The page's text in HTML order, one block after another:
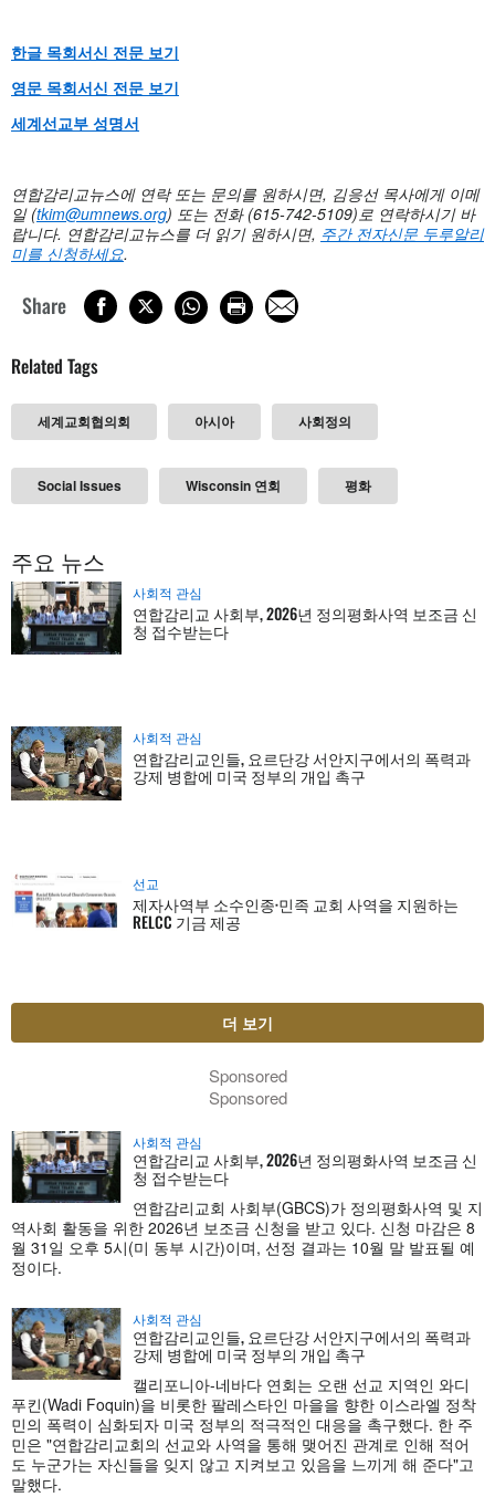
한글 목회서신 전문 보기
영문 목회서신 전문 보기
세계선교부 성명서
연합감리교뉴스에 연락 또는 문의를 원하시면, 김응선 목사에게 이메
일 (tkim@umnews.org) 또는 전화 (615-742-5109)로 연락하시기 바
랍니다. 연합감리교뉴스를 더 읽기 원하시면, 주간 전자신문 두루알리
미를 신청하세요.
Share
Related Tags
세계교회협의회 아시아 사회정의
Social Issues Wisconsin 연회 평화
주요 뉴스
사회적 관심
연합감리교 사회부, 2026년 정의평화사역 보조금 신
청 접수받는다
사회적 관심
연합감리교인들, 요르단강 서안지구에서의 폭력과
강제 병합에 미국 정부의 개입 촉구
선교
제자사역부 소수인종·민족 교회 사역을 지원하는
RELCC 기금 제공
더 보기
Sponsored
Sponsored
사회적 관심
연합감리교 사회부, 2026년 정의평화사역 보조금 신
청 접수받는다
연합감리교회 사회부(GBCS)가 정의평화사역 및 지
역사회 활동을 위한 2026년 보조금 신청을 받고 있다. 신청 마감은 8
월 31일 오후 5시(미 동부 시간)이며, 선정 결과는 10월 말 발표될 예
정이다.
사회적 관심
연합감리교인들, 요르단강 서안지구에서의 폭력과
강제 병합에 미국 정부의 개입 촉구
캘리포니아-네바다 연회는 오랜 선교 지역인 와디
푸킨(Wadi Foquin)을 비롯한 팔레스타인 마을을 향한 이스라엘 정착
민의 폭력이 심화되자 미국 정부의 적극적인 대응을 촉구했다. 한 주
민은 "연합감리교회의 선교와 사역을 통해 맺어진 관계로 인해 적어
도 누군가는 자신들을 잊지 않고 지켜보고 있음을 느끼게 해 준다"고
말했다.